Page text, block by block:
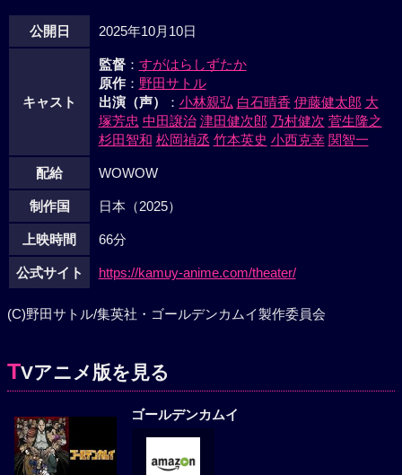
公開日 2025年10月10日
キャスト
監督： すがはらしずたか
原作： 野田サトル
出演（声）
： 小林親弘 白石晴香 伊藤健太郎 大
塚芳忠 中田譲治 津田健次郎 乃村健次 菅生隆之
杉田智和 松岡禎丞 竹本英史 小西克幸 関智一
配給 WOWOW
制作国 日本（2025）
上映時間 66分
公式サイト https://kamuy-anime.com/theater/
(C)野田サトル/集英社・ゴールデンカムイ製作委員会
TVアニメ版を見る
ゴールデンカムイ